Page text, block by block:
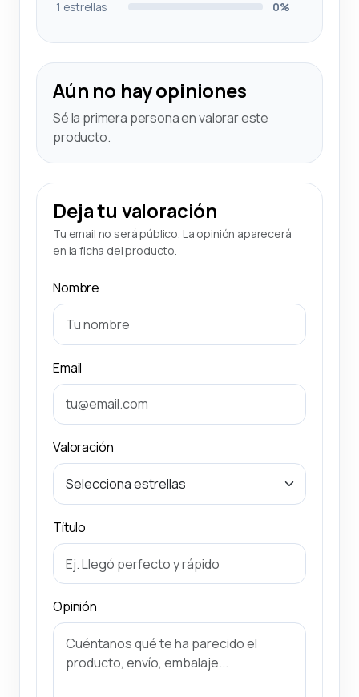
1 estrellas 0%
Aún no hay opiniones
Sé la primera persona en valorar este
producto.
Deja tu valoración
Tu email no será público. La opinión aparecerá
en la ficha del producto.
Nombre
Email
Valoración
Título
Opinión